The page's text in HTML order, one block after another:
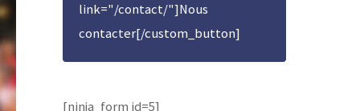
link="/contact/"]Nous
contacter[/custom_button]
[ninja_form id=5]